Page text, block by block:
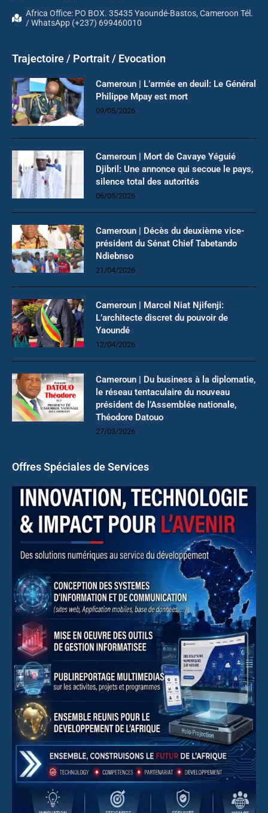
Africa Office: PO BOX. 35435 Yaoundé-Bastos, Cameroon Tél.
/ WhatsApp (+237) 699460010
Trajectoire / Portrait / Evocation
Cameroun | L’armée en deuil: Le Général
Philippe Mpay est mort
09/05/2026
Cameroun | Mort de Cavaye Yéguié
Djibril: Une annonce qui secoue le pays,
silence total des autorités
06/05/2026
Cameroun | Décès du deuxième vice-
président du Sénat Chief Tabetando
Ndiebnso
21/04/2026
Cameroun | Marcel Niat Njifenji:
L’architecte discret du pouvoir de
Yaoundé
12/04/2026
Cameroun | Du business à la diplomatie,
le réseau tentaculaire du nouveau
président de l’Assemblée nationale,
Théodore Datouo
27/03/2026
Offres Spéciales de Services